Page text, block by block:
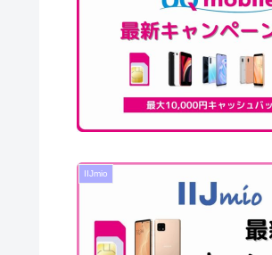
IIJmio